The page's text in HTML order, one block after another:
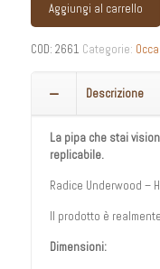
Aggiungi al carrello
COD: 2661 Categorie:
Descrizione
La pipa che stai
replicabile.
Radice Underwood –
Il prodotto è
Dimensioni: